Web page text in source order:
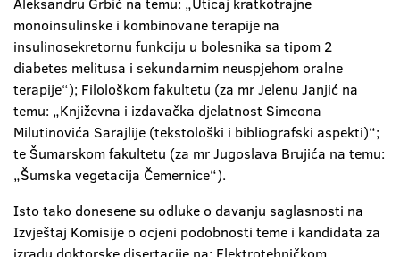
monoinsulinske i kombinovane terapije na
insulinosekretornu funkciju u bolesnika sa tipom 2
diabetes melitusa i sekundarnim neuspjehom oralne
terapije“); Filološkom fakultetu (za mr Jelenu Janjić na
temu: „Književna i izdavačka djelatnost Simeona
Milutinovića Sarajlije (tekstološki i bibliografski aspekti)“;
te Šumarskom fakultetu (za mr Jugoslava Brujića na temu:
„Šumska vegetacija Čemernice“).
Isto tako donesene su odluke o davanju saglasnosti na
Izvještaj Komisije o ocjeni podobnosti teme i kandidata za